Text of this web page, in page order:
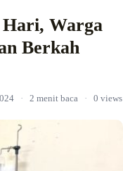
Warga
Berkah
· 2 menit baca · 0 views